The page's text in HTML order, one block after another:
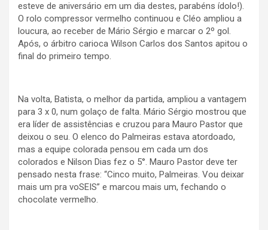
esteve de aniversário em um dia destes, parabéns ídolo!).
O rolo compressor vermelho continuou e Cléo ampliou a
loucura, ao receber de Mário Sérgio e marcar o 2º gol.
Após, o árbitro carioca Wilson Carlos dos Santos apitou o
final do primeiro tempo.
Na volta, Batista, o melhor da partida, ampliou a vantagem
para 3 x 0, num golaço de falta. Mário Sérgio mostrou que
era líder de assistências e cruzou para Mauro Pastor que
deixou o seu. O elenco do Palmeiras estava atordoado,
mas a equipe colorada pensou em cada um dos
colorados e Nilson Dias fez o 5°. Mauro Pastor deve ter
pensado nesta frase: “Cinco muito, Palmeiras. Vou deixar
mais um pra voSEIS” e marcou mais um, fechando o
chocolate vermelho.